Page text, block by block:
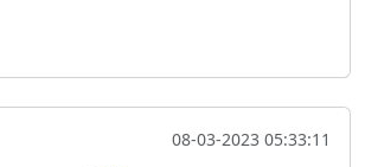
08-03-2023 05:33:11